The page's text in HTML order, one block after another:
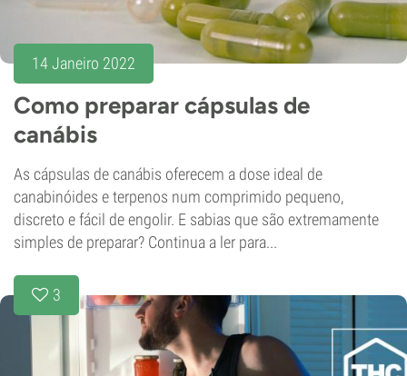
14 Janeiro 2022
Como preparar cápsulas de
canábis
As cápsulas de canábis oferecem a dose ideal de
canabinóides e terpenos num comprimido pequeno,
discreto e fácil de engolir. E sabias que são extremamente
simples de preparar? Continua a ler para...
3